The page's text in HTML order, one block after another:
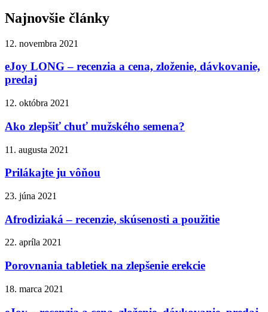
Najnovšie články
12. novembra 2021
eJoy LONG – recenzia a cena, zloženie, dávkovanie,
predaj
12. októbra 2021
Ako zlepšiť chuť mužského semena?
11. augusta 2021
Prilákajte ju vôňou
23. júna 2021
Afrodiziaká – recenzie, skúsenosti a použitie
22. apríla 2021
Porovnania tabletiek na zlepšenie erekcie
18. marca 2021